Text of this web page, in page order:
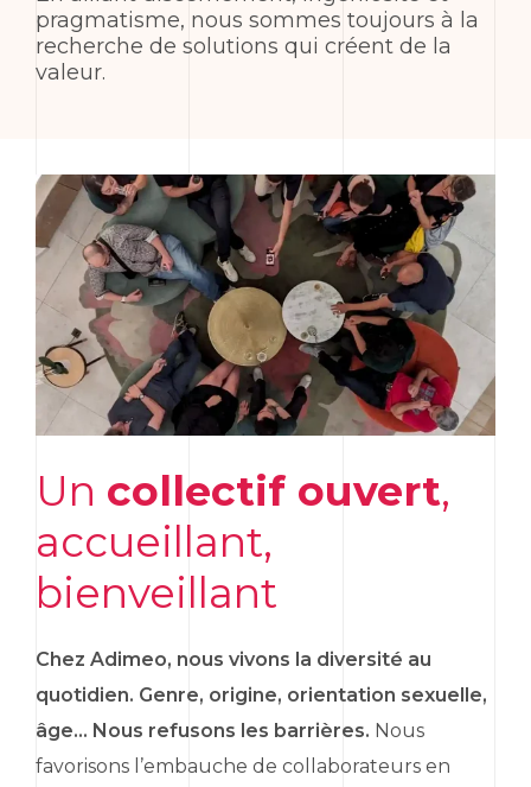
pragmatisme, nous sommes toujours à la
recherche de solutions qui créent de la
valeur.
Un collectif ouvert,
accueillant,
bienveillant
Chez Adimeo, nous vivons la diversité au
quotidien. Genre, origine, orientation sexuelle,
âge... Nous refusons les barrières. Nous
favorisons l’embauche de collaborateurs en